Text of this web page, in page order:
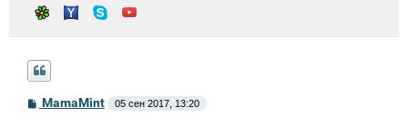
СMamaMint 05 сен 2017, 13:20